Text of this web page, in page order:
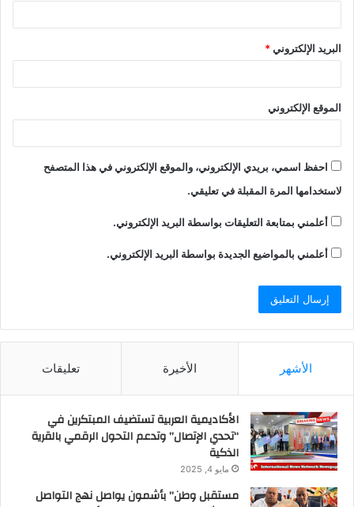
البريد الإلكتروني*
الموقع الإلكتروني
احفظ اسمي، بريدي الإلكتروني، والموقع الإلكتروني في هذا المتصفح
لاستخدامها المرة المقبلة في تعليقي.
أعلمني بمتابعة التعليقات بواسطة البريد الإلكتروني.
أعلمني بالمواضيع الجديدة بواسطة البريد الإلكتروني.
الأشهر الأخيرة تعليقات
الأكاديمية العربية تستضيف المبتكرين في
“تحدي الإتصال” وتدعم التحول الرقمي بالقرية
الذكية
مايو 4, 2025
مستقبل وطن” بأشمون يواصل نهج التواصل